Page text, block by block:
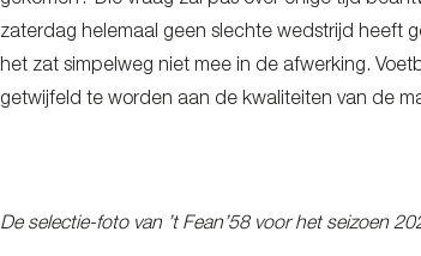
zaterdag helemaal geen slechte wedstrijd heeft
het zat simpelweg niet mee in de afwerking.
getwijfeld te worden aan de kwaliteiten van de
De selectie-foto van ’t Fean’58 voor het seizoen